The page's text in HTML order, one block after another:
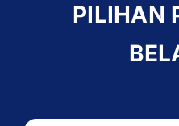
PILIHAN